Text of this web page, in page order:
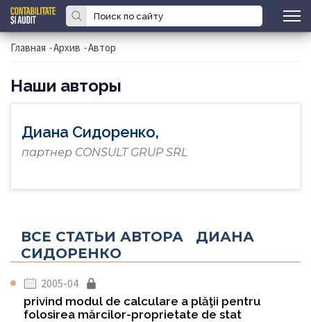
Главная -Архив -Автор
Наши авторы
Диана Сидоренко,
партнер CONSULT GRUP SRL
ВСЕ СТАТЬИ АВТОРА ДИАНА
СИДОРЕНКО
2005-04
privind modul de calculare a plăţii pentru
folosirea mărcilor-proprietate de stat